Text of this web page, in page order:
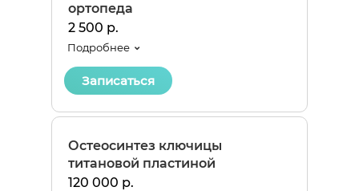
ортопеда
2 500 р.
Подробнее
Записаться
Остеосинтез ключицы
титановой пластиной
120 000 р.